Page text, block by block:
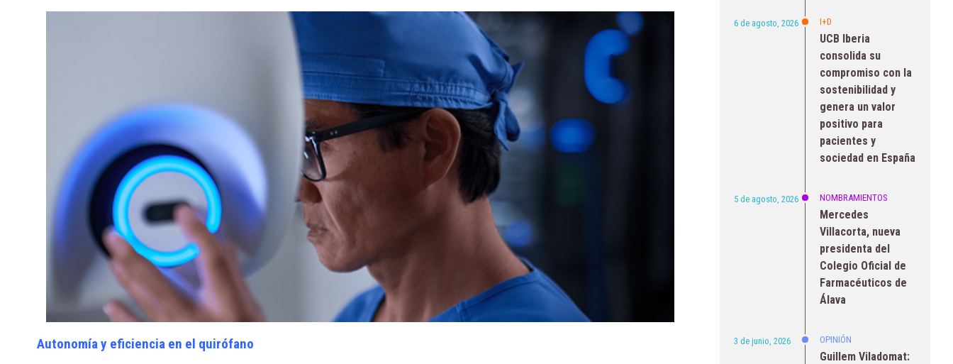
Autonomía y eficiencia en el quirófano
6 de agosto, 2026 I+D
UCB Iberia
consolida su
compromiso con la
sostenibilidad y
genera un valor
positivo para
pacientes y
sociedad en España
5 de agosto, 2026 NOMBRAMIENTOS
Mercedes
Villacorta, nueva
presidenta del
Colegio Oficial de
Farmacéuticos de
Álava
3 de junio, 2026 OPINIÓN
Guillem Viladomat: